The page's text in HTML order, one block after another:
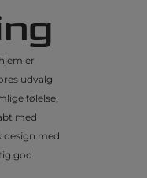
er
udvalg
følelse,
med
design med
god